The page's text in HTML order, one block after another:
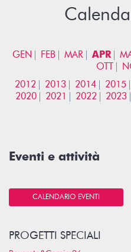
GEN FEB MAR APR
OTT
2012
2013 2014 2015
2020
2021 2022 2023
Eventi e attività
CALENDARIO EVENTI
PROGETTI SPECIALI